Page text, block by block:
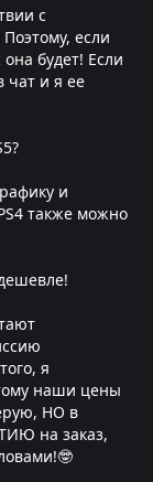
с
если
она будет! Если
чат и я ее
и
также можно
я
наши цены
НО в
на заказ,